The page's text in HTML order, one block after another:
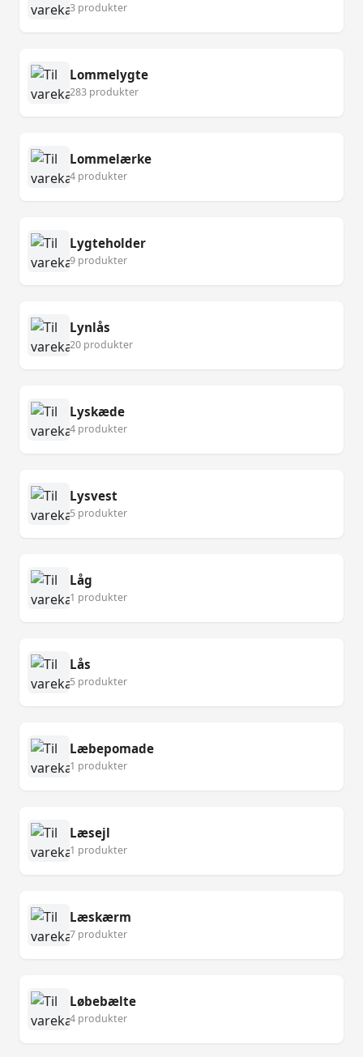
3 produkter
Lommelygte
283 produkter
Lommelærke
4 produkter
Lygteholder
9 produkter
Lynlås
20 produkter
Lyskæde
4 produkter
Lysvest
5 produkter
Låg
1 produkter
Lås
5 produkter
Læbepomade
1 produkter
Læsejl
1 produkter
Læskærm
7 produkter
Løbebælte
4 produkter